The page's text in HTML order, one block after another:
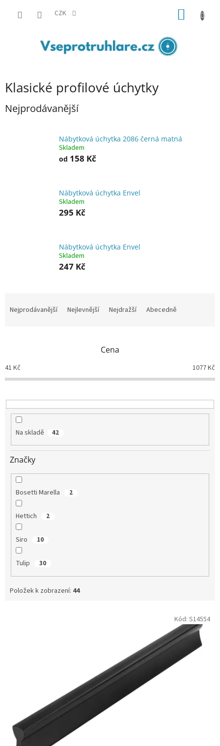
CZK
Klasické profilové úchytky
Nejprodávanější
Nábytková úchytka 2086 černá matná
Skladem
od 158 Kč
Nábytková úchytka Envel
Skladem
295 Kč
Nábytková úchytka Envel
Skladem
247 Kč
p
r
o
u
Nejprodávanější Nejlevnější Nejdražší Abecedně
Cena
41 Kč 1077Kč
Na skladě 42
Značky
Bosetti Marella 2
Hettich 2
Siro 10
Tulip 30
Položek k zobrazení: 44
Kód: S14554